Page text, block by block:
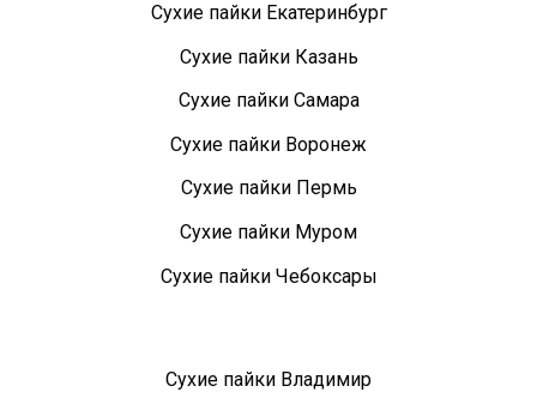
Сухие пайки Екатеринбург
Сухие пайки Казань
Сухие пайки Самара
Сухие пайки Воронеж
Сухие пайки Пермь
Сухие пайки Муром
Сухие пайки Чебоксары
Сухие пайки Владимир